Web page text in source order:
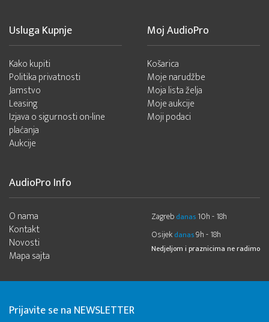
Usluga Kupnje
Kako kupiti
Politika privatnosti
Jamstvo
Leasing
Izjava o sigurnosti on-line
plaćanja
Aukcije
Moj AudioPro
Košarica
Moje narudžbe
Moja lista želja
Moje aukcije
Moji podaci
AudioPro Info
O nama
Kontakt
Novosti
Mapa sajta
Zagreb danas 10h - 18h
Osijek danas9h - 18h
Nedjeljom i praznicima ne radimo
Prijavite se na NEWSLETTER